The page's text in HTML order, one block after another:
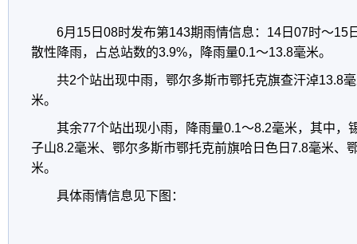
6月15日08时发布第143期雨情信息：14日07时～15
散性降雨，占总站数的3.9%，降雨量0.1～13.8毫米。
共2个站出现中雨，鄂尔多斯市鄂托克旗查汗淖13.8毫
米。
其余77个站出现小雨，降雨量0.1～8.2毫米，其中，
子山8.2毫米、鄂尔多斯市鄂托克前旗哈日色日7.8毫米、
米。
具体雨情信息见下图：